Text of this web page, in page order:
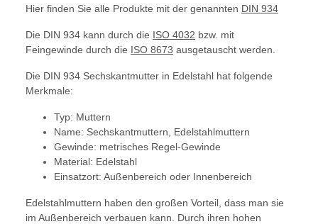
Hier finden Sie alle Produkte mit der genannten DIN 934
Die DIN 934 kann durch die ISO 4032 bzw. mit
Feingewinde durch die ISO 8673 ausgetauscht werden.
Die DIN 934 Sechskantmutter in Edelstahl hat folgende
Merkmale:
Typ: Muttern
Name: Sechskantmuttern, Edelstahlmuttern
Gewinde: metrisches Regel-Gewinde
Material: Edelstahl
Einsatzort: Außenbereich oder Innenbereich
Edelstahlmuttern haben den großen Vorteil, dass man sie
im Außenbereich verbauen kann. Durch ihren hohen